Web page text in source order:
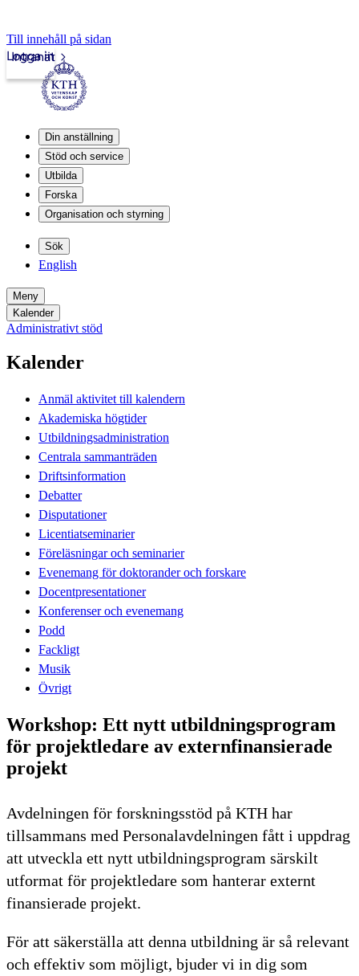
Till innehåll på sidan
Intranät
Logga in
Din anställning
Stöd och service
Utbilda
Forska
Organisation och styrning
Sök
English
Meny
Kalender
Administrativt stöd
Kalender
Anmäl aktivitet till kalendern
Akademiska högtider
Utbildningsadministration
Centrala sammanträden
Driftsinformation
Debatter
Disputationer
Licentiatseminarier
Föreläsningar och seminarier
Evenemang för doktorander och forskare
Docentpresentationer
Konferenser och evenemang
Podd
Fackligt
Musik
Övrigt
Workshop: Ett nytt utbildningsprogram
för projektledare av externfinansierade
projekt
Avdelningen för forskningsstöd på KTH har
tillsammans med Personalavdelningen fått i uppdrag
att utveckla ett nytt utbildningsprogram särskilt
utformat för projektledare som hanterar externt
finansierade projekt.
För att säkerställa att denna utbildning är så relevant
och effektiv som möjligt, bjuder vi in dig som